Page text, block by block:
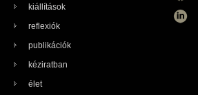
kiállítások
reflexiók
publikációk
kéziratban
élet